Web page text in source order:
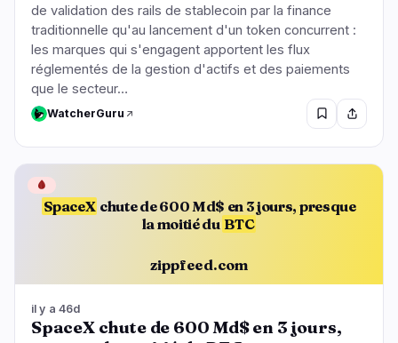
de validation des rails de stablecoin par la finance
traditionnelle qu'au lancement d'un token concurrent :
les marques qui s'engagent apportent les flux
réglementés de la gestion d'actifs et des paiements
que le secteur…
WatcherGuru
SpaceX chute de 600 Md$ en 3 jours, presque
la moitié du BTC
zippfeed.com
🩸
il y a 46d
SpaceX chute de 600 Md$ en 3 jours,